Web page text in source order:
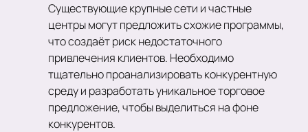
Существующие крупные сети и частные
центры могут предложить схожие программы,
что создаёт риск недостаточного
привлечения клиентов. Необходимо
тщательно проанализировать конкурентную
среду и разработать уникальное торговое
предложение, чтобы выделиться на фоне
конкурентов.